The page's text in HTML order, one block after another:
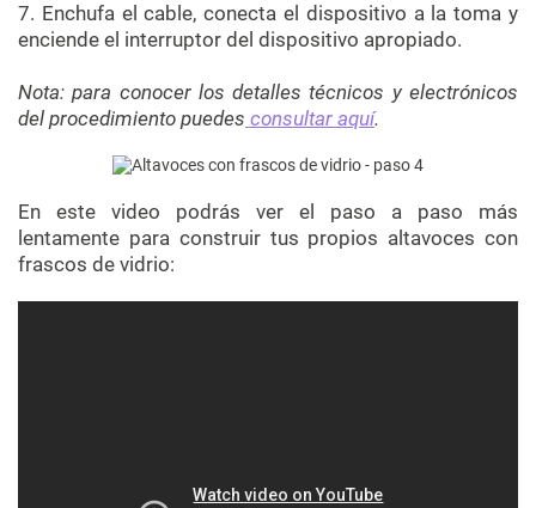
7. Enchufa el cable, conecta el dispositivo a la toma y
enciende el interruptor del dispositivo apropiado.
Nota: para conocer los detalles técnicos y electrónicos
del procedimiento puedes consultar aquí.
En este video podrás ver el paso a paso más
lentamente para construir tus propios altavoces con
frascos de vidrio: